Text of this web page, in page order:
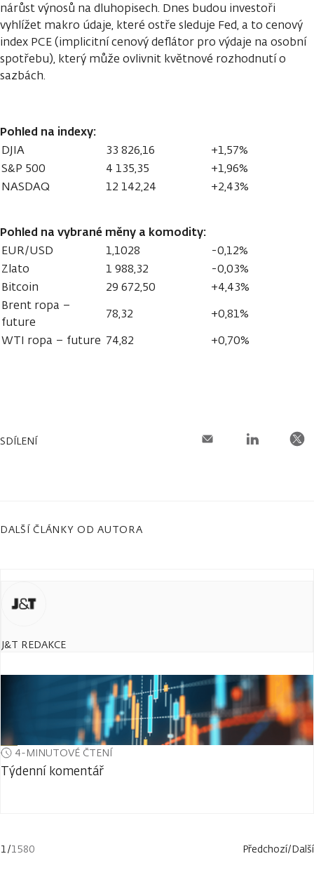
nárůst výnosů na dluhopisech. Dnes budou investoři
vyhlížet makro údaje, které ostře sleduje Fed, a to cenový
index PCE (implicitní cenový deflátor pro výdaje na osobní
spotřebu), který může ovlivnit květnové rozhodnutí o
sazbách.
Pohled na indexy:
DJIA 33 826,16
+1,57%
S&P 500
4 135,35
+1,96%
NASDAQ
12 142,24 +2,43%
Pohled na vybrané měny a komodity:
EUR/USD 1,1028
-0,12%
Zlato
1 988,32
-0,03%
Bitcoin
29 672,50
+4,43%
Brent ropa –
future
78,32
+0,81%
WTI ropa – future 74,82 +0,70%
SDÍLENÍ
DALŠÍ ČLÁNKY OD AUTORA
J&T REDAKCE
4-MINUTOVÉ ČTENÍ
Týdenní komentář
1/1580 Předchozí/Další